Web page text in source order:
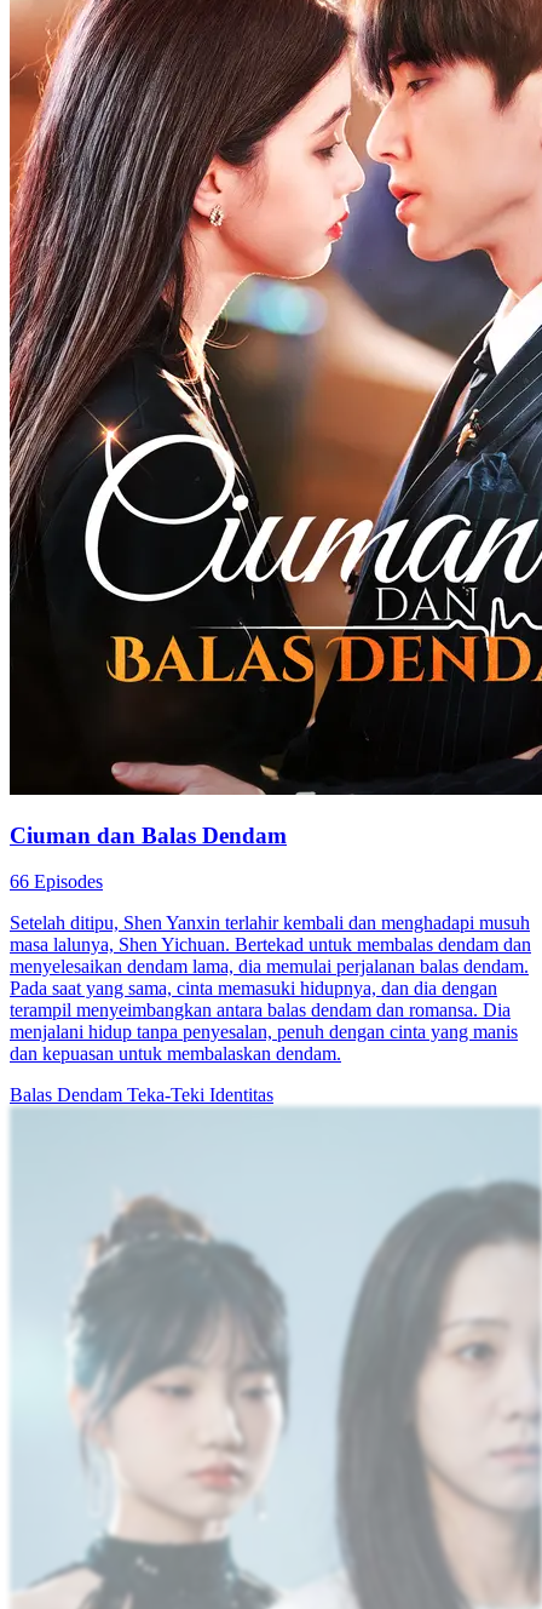
Ciuman Lembut dari Jurang
60 Episodes
Setelah menemui keluarga rahsia suaminya Jiang Zhongting, Yan
Huan merancang balas dendam. Menggunakan gundik dan anak
untuk mendedahkan rahsia gelapnya, bersekutu dengan mangsa lain
sementara konspirasi lebih dalam menghampiri.
Balas Dendam
Balas Dendam
Balas Dendam Untuk Saudara Kembar
52 Episodes